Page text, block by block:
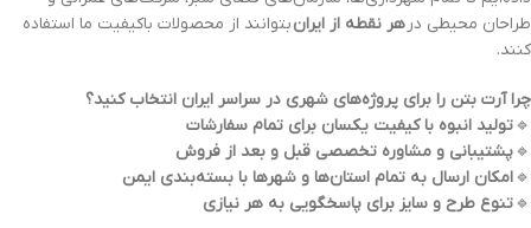
طراحان محیطی درهر نقطه از ایرانبتوانند از محصولات باکیفیت ما استفاده
کنند.
چرا آرت بتن را برای پروژه‌های شهری در سراسر ایران انتخاب کنید؟
🔹تولید انبوه با کیفیت یکسان برای تمام سفارشات
🔹پشتیبانی و مشاوره تخصصی قبل و بعد از فروش
🔹امکان ارسال به تمام استان‌ها و شهرها با بسته‌بندی ایمن
🔹تنوع طرح و سایز برای پاسخگویی به هر نیازی